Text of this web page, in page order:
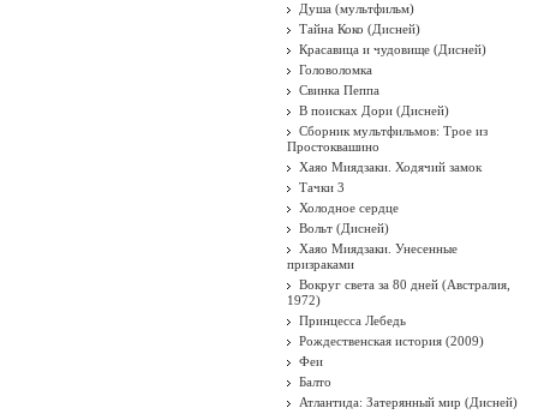
Душа (мультфильм)
Тайна Коко (Дисней)
Красавица и чудовище (Дисней)
Головоломка
Свинка Пеппа
В поисках Дори (Дисней)
Сборник мультфильмов: Трое из
Простоквашино
Хаяо Миядзаки. Ходячий замок
Тачки 3
Холодное сердце
Вольт (Дисней)
Хаяо Миядзаки. Унесенные
призраками
Вокруг света за 80 дней (Австралия,
1972)
Принцесса Лебедь
Рождественская история (2009)
Феи
Балто
Атлантида: Затерянный мир (Дисней)